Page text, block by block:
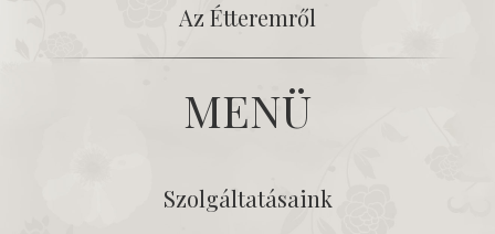
Az Étteremről
MENÜ
Szolgáltatásaink